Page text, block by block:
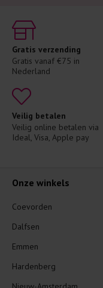
Gratis verzending
Gratis vanaf €75 in
Nederland
Veilig betalen
Veilig online betalen via
Ideal, Visa, Apple pay
Onze winkels
Coevorden
Dalfsen
Emmen
Hardenberg